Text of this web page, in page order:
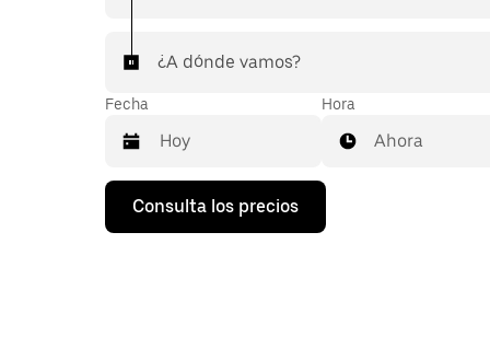
¿A dónde vamos?
Fecha
Pulsa
flecha
Hora
Ahora
Consulta los precios